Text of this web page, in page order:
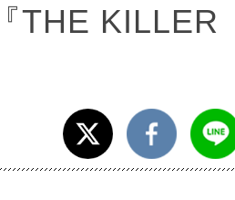
THE KILLER